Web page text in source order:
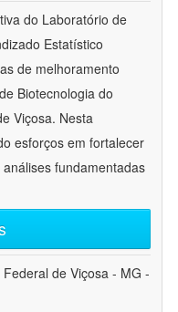
do Laboratório de
Estatístico
de melhoramento
Biotecnologia do
Viçosa. Nesta
esforços em fortalecer
fundamentadas
de Viçosa - MG -